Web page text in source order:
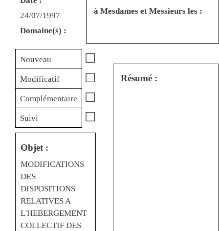
24/07/1997
Domaine(s) :
à Mesdames et Messieurs les :
Nouveau ☐
Modificatif ☐
Complémentaire ☐
Suivi ☐
Objet :
MODIFICATIONS
DES
DISPOSITIONS
RELATIVES A
L'HEBERGEMENT
COLLECTIF DES
Résumé :